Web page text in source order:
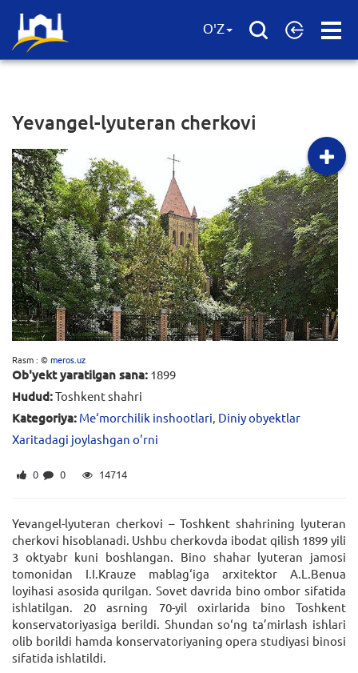
Open
O'Z
Yevangel-lyuteran cherkovi
Rasm : ©meros.uz
Ob'yekt yaratilgan sana: 1899
Hudud:Toshkent shahri
Kategoriya: Me‘morchilik inshootlari Diniy obyektlar
Xaritadagi joylashgan o'rni
0 0 14714
Yevangel-lyuteran cherkovi – Toshkent shahrining lyuteran
cherkovi hisoblanadi. Ushbu cherkovda ibodat qilish 1899 yili
3 oktyabr kuni boshlangan. Bino shahar lyuteran jamosi
tomonidan I.I.Krauze mablag‘iga arxitektor A.L.Benua
loyihasi asosida qurilgan. Sovet davrida bino ombor sifatida
ishlatilgan. 20 asrning 70-yil oxirlarida bino Toshkent
konservatoriyasiga berildi. Shundan so‘ng ta’mirlash ishlari
olib borildi hamda konservatoriyaning opera studiyasi binosi
sifatida ishlatildi.